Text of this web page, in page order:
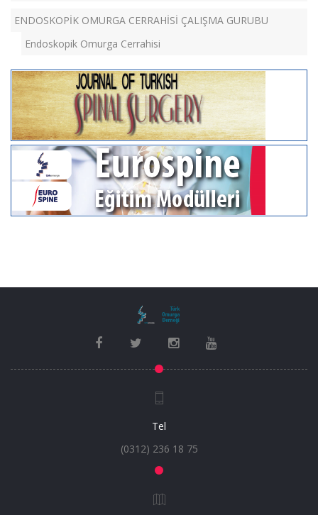
ENDOSKOPİK OMURGA CERRAHİSİ ÇALIŞMA GURUBU
Endoskopik Omurga Cerrahisi
Tel
(0312) 236 18 75